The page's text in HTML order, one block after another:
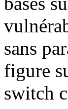
sans
figure
switch